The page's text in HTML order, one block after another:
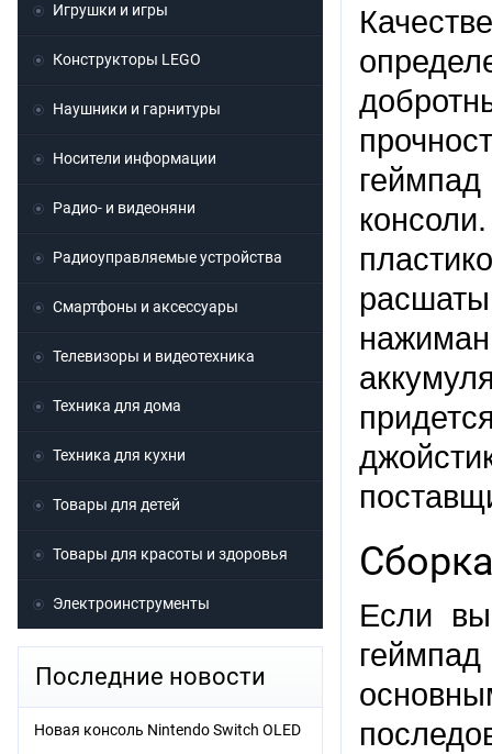
Если вы
Игрушки и игры
Конструкторы LEGO
Наушники и гарнитуры
Носители информации
Радио- и видеоняни
Радиоуправляемые устройства
Смартфоны и аксессуары
Телевизоры и видеотехника
Техника для дома
Техника для кухни
Товары для детей
Товары для красоты и здоровья
Электроинструменты
Последние новости
Новая консоль Nintendo Switch OLED